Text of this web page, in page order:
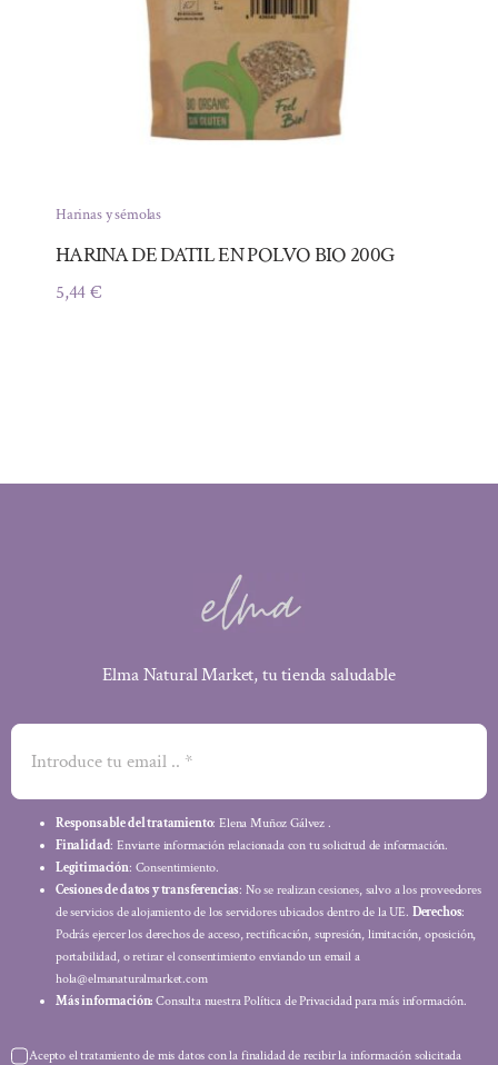
Harinas y sémolas
HARINA DE DATIL EN POLVO BIO 200G
5,44€
Elma Natural Market, tu tienda saludable
Responsable del tratamiento: Elena Muñoz Gálvez .
Finalidad: Enviarte información relacionada con tu solicitud de información.
Legitimación: Consentimiento.
Cesiones de datos y transferencias: No se realizan cesiones, salvo a los proveedores
de servicios de alojamiento de los servidores ubicados dentro de la UE. Derechos:
Podrás ejercer los derechos de acceso, rectificación, supresión, limitación, oposición,
portabilidad, o retirar el consentimiento enviando un email a
hola@elmanaturalmarket.com
Más información: Consulta nuestra Política de Privacidad para más información.
Acepto el tratamiento de mis datos con la finalidad de recibir la información solicitada